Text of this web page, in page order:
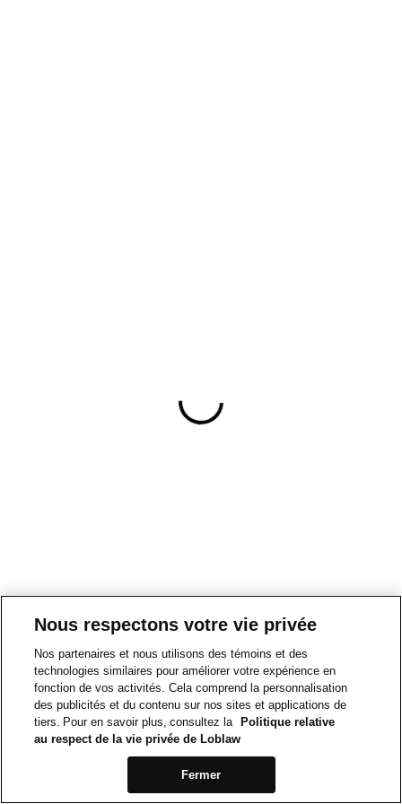
Nous respectons votre vie privée
Nos partenaires et nous utilisons des témoins et des
technologies similaires pour améliorer votre expérience en
fonction de vos activités. Cela comprend la personnalisation
des publicités et du contenu sur nos sites et applications de
tiers. Pour en savoir plus, consultez la
Politique relative
au respect de la vie privée de Loblaw
Fermer